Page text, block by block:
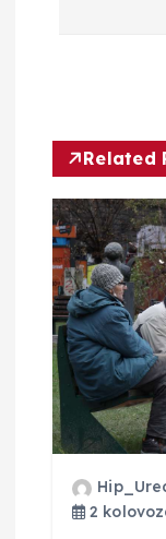
c
a
o
b
Related
2